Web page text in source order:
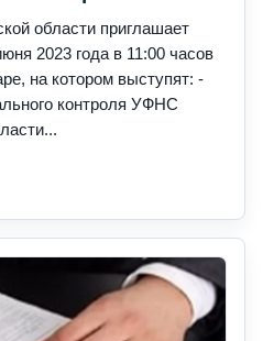
области приглашает
2023 года в 11:00 часов
на котором выступят: -
контроля УФНС